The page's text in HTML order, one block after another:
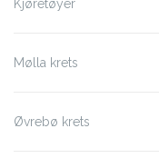
Kjøretøyer
Mølla krets
Øvrebø krets